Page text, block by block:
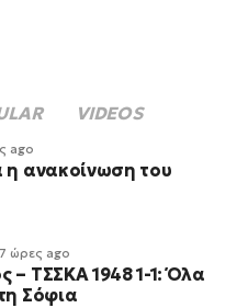
VIDEOS
ago
η ανακοίνωση του
ώρες ago
– ΤΣΣΚΑ 1948 1-1: Όλα
Σόφια